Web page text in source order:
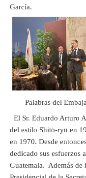
García.
Palabras del
El Sr. Eduardo Arturo
del estilo Shitō-ryū en
en 1970. Desde
dedicado sus esfuerzos
Guatemala. Además de